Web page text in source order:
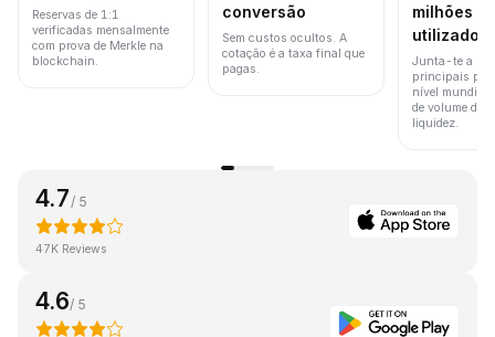
Reservas de 1:1
verificadas mensalmente
com prova de Merkle na
blockchain.
conversão
Sem custos ocultos. A
cotação é a taxa final que
pagas.
milhões
Junta-te a
principais
nível mundial
de volume de
liquidez.
4.7 / 5
47K Reviews
4.6/ 5